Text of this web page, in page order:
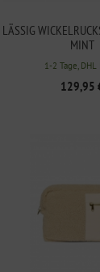
LÄSSIG
MINT
1-2 Tage, DHL
129,95